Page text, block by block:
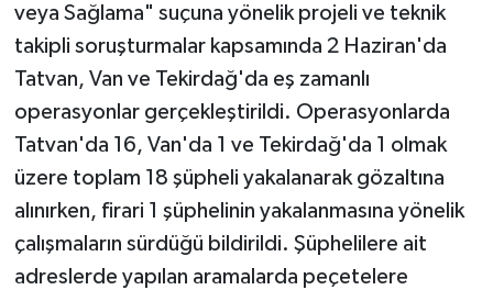
veya Sağlama" suçuna yönelik projeli ve teknik
takipli soruşturmalar kapsamında 2 Haziran'da
Tatvan, Van ve Tekirdağ'da eş zamanlı
operasyonlar gerçekleştirildi. Operasyonlarda
Tatvan'da 16, Van'da 1 ve Tekirdağ'da 1 olmak
üzere toplam 18 şüpheli yakalanarak gözaltına
alınırken, firari 1 şüphelinin yakalanmasına yönelik
çalışmaların sürdüğü bildirildi. Şüphelilere ait
adreslerde yapılan aramalarda peçetelere